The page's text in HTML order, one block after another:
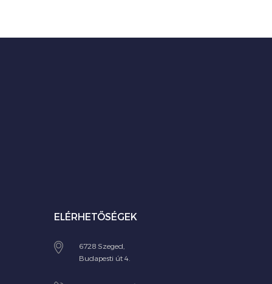
ELÉRHETŐSÉGEK
6728 Szeged,
Budapesti út 4.